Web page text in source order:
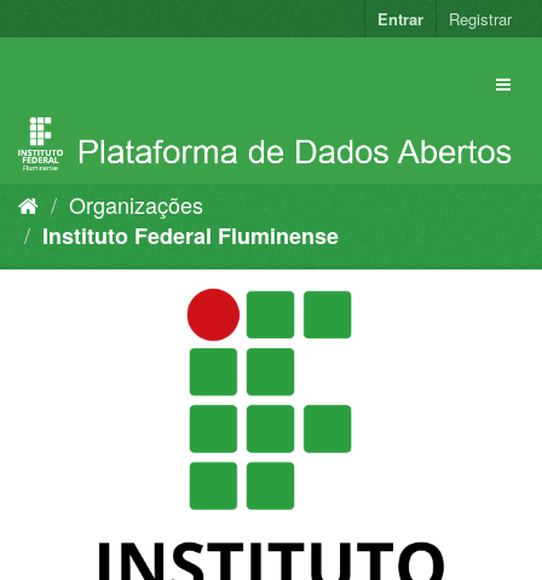
para
Entrar Registrar
Organizações
Instituto Federal Fluminense